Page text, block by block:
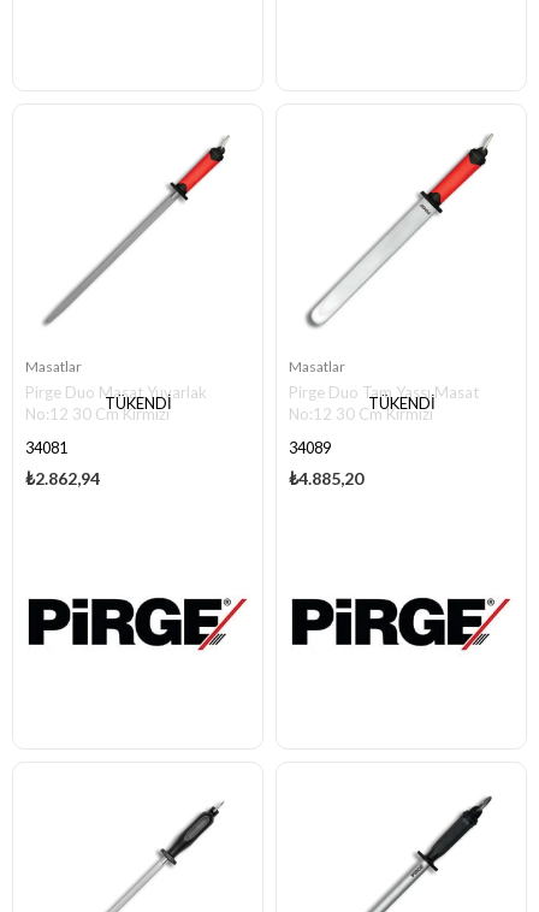
TÜKENDI
Masatlar
Pirge Duo Masat Yuvarlak
No:12 30 Cm Kırmızı
34081
₺2.862,94
TÜKENDI
Masatlar
Pirge Duo Tam Yassı Masat
No:12 30 Cm Kırmızı
34089
₺4.885,20